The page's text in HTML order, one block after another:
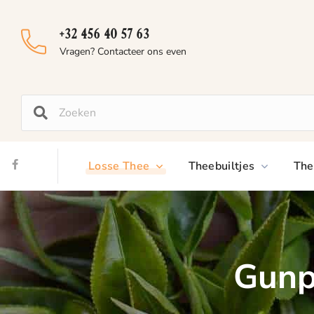
+32 456 40 57 63
Vragen? Contacteer ons even
Losse Thee Theebuiltjes